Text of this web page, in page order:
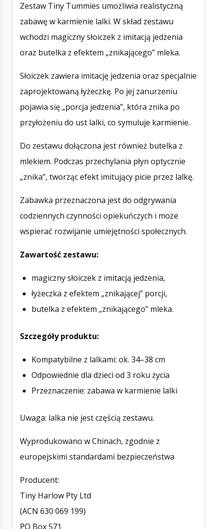
Zestaw Tiny Tummies umożliwia realistyczną
zabawę w karmienie lalki. W skład zestawu
wchodzi magiczny słoiczek z imitacją jedzenia
oraz butelka z efektem „znikającego” mleka.
Słoiczek zawiera imitację jedzenia oraz specjalnie
zaprojektowaną łyżeczkę. Po jej zanurzeniu
pojawia się „porcja jedzenia”, która znika po
przyłożeniu do ust lalki, co symuluje karmienie.
Do zestawu dołączona jest również butelka z
mlekiem. Podczas przechylania płyn optycznie
„znika”, tworząc efekt imitujący picie przez lalkę.
Zabawka przeznaczona jest do odgrywania
codziennych czynności opiekuńczych i może
wspierać rozwijanie umiejętności społecznych.
Zawartość zestawu:
magiczny słoiczek z imitacją jedzenia,
łyżeczka z efektem „znikającej” porcji,
butelka z efektem „znikającego” mleka.
Szczegóły produktu:
Kompatybilne z lalkami: ok. 34–38 cm
Odpowiednie dla dzieci od 3 roku życia
Przeznaczenie: zabawa w karmienie lalki
Uwaga: lalka nie jest częścią zestawu.
Wyprodukowano w Chinach, zgodnie z
europejskimi standardami bezpieczeństwa
Producent:
Tiny Harlow Pty Ltd
(ACN 630 069 199)
PO Box 571